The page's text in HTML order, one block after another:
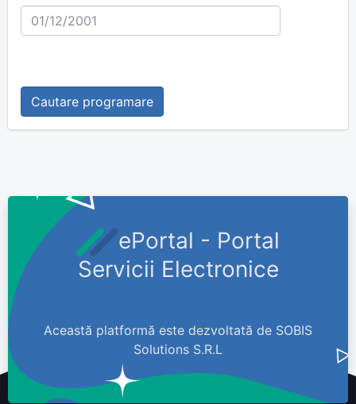
ePortal - Portal
Servicii Electronice
Această platformă este dezvoltată de SOBIS
Solutions S.R.L